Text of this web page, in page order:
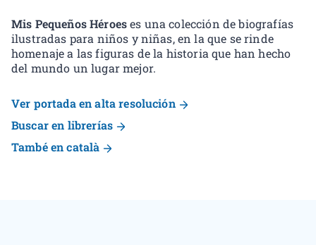
Mis Pequeños Héroeses una colección de biografías
ilustradas para niños y niñas, en la que se rinde
homenaje a las figuras de la historia que han hecho
del mundo un lugar mejor.
Ver portada en alta resolución
Buscar en librerías
També en català